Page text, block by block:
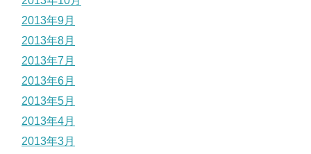
2013年9月
2013年8月
2013年7月
2013年6月
2013年5月
2013年4月
2013年3月